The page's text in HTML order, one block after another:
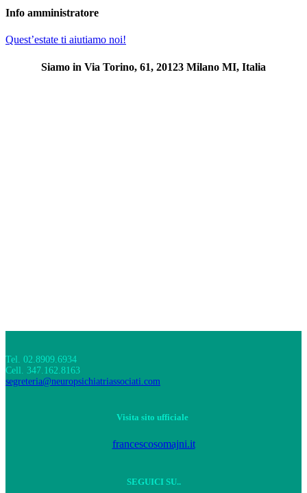
Info amministratore
Post
Quest’estate ti aiutiamo noi!
Siamo in Via Torino, 61, 20123 Milano MI, Italia
Tel. 02.8909.6934
Cell. 347.162.8163
segreteria@neuropsichiatriassociati.com
Visita sito ufficiale
francescosomajni.it
SEGUICI SU..